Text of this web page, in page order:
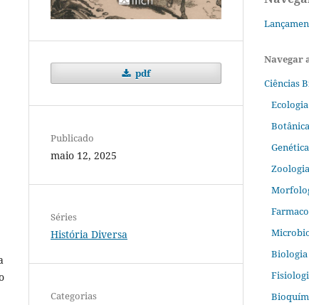
pdf
Publicado
maio 12, 2025
Séries
História Diversa
Categorias
Navegar
Ciências
Ecologia
Botânica
Genética
Zoologia
Biologia